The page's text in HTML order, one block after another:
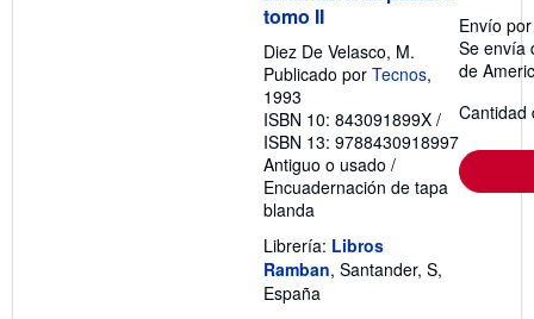
tomo II
Diez De Velasco, M.
Publicado por Tecnos,
1993
ISBN 10: 843091899X /
ISBN 13: 9788430918997
Antiguo o usado /
Encuadernación de tapa
blanda
Librería: Libros
Ramban, Santander, S,
España
Envío
Se envía
de
Cantidad